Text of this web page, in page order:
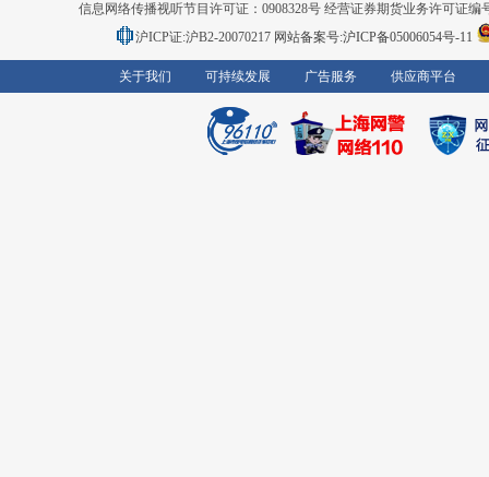
信息网络传播视听节目许可证：0908328号 经营证券期货业务许可证编
沪ICP证:沪B2-20070217 网站备案号:沪ICP备05006054号-11
关于我们 可持续发展 广告服务 供应商平台